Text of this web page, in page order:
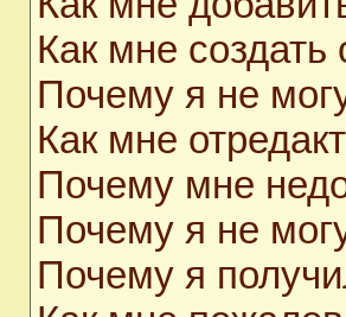
Как мне создать
Почему я не
Как мне
Почему мне
Почему я не
Почему я